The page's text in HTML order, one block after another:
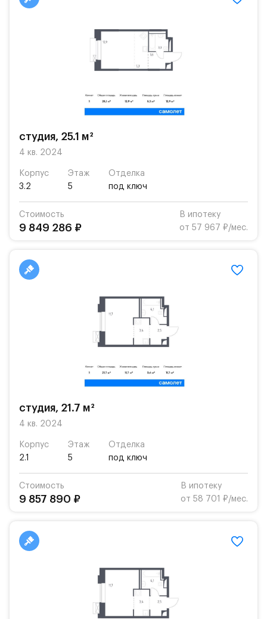
студия, 25.1 м²
4 кв. 2024
Корпус
3.2
Этаж
5
Отделка
под ключ
Стоимость
9 849 286 ₽
В ипотеку
от 57 967 ₽/мес.
студия, 21.7 м²
4 кв. 2024
Корпус
2.1
Этаж
5
Отделка
под ключ
Стоимость
9 857 890 ₽
В ипотеку
от 58 701 ₽/мес.